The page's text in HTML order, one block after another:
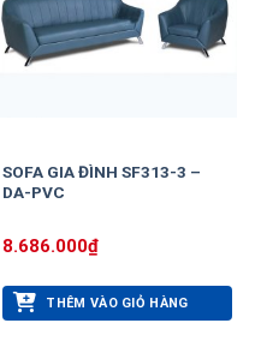
SOFA GIA ĐÌNH SF313-3 –
DA-PVC
8.686.000₫
THÊM VÀO GIỎ HÀNG